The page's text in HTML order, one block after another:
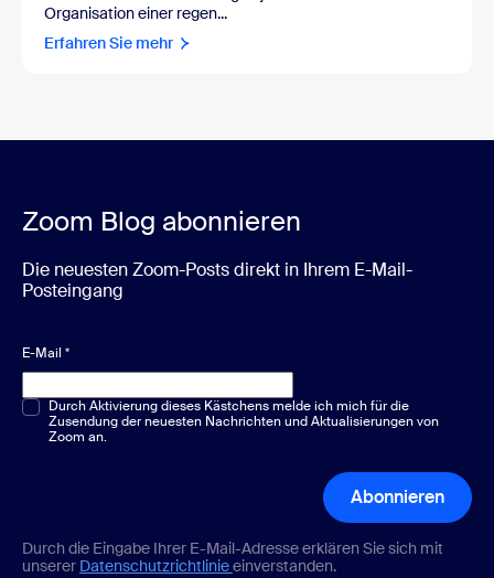
Organisation einer regen...
Erfahren Sie mehr
Zoom Blog abonnieren
Die neuesten Zoom-Posts direkt in Ihrem E-Mail-
Posteingang
E-Mail *
Multiple-Choice oder Single-Choice*
Durch Aktivierung dieses Kästchens melde ich mich für die
Zusendung der neuesten Nachrichten und Aktualisierungen von
Zoom an.
Abonnieren
Durch die Eingabe Ihrer E-Mail-Adresse erklären Sie sich mit
unserer Datenschutzrichtlinieeinverstanden.